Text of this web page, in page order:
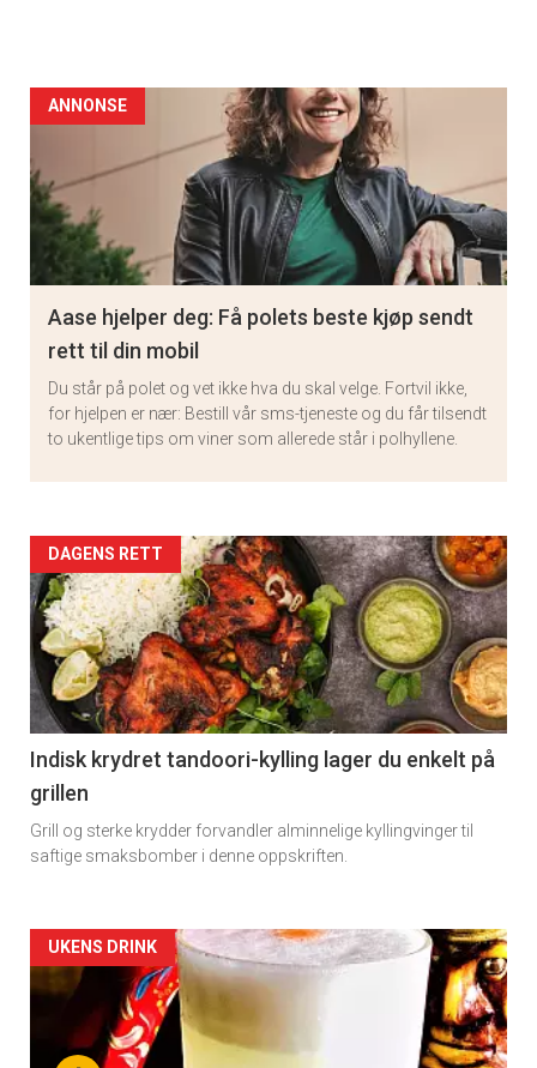
ANNONSE
Aase hjelper deg: Få polets beste kjøp sendt
rett til din mobil
Du står på polet og vet ikke hva du skal velge. Fortvil ikke,
for hjelpen er nær: Bestill vår sms-tjeneste og du får tilsendt
to ukentlige tips om viner som allerede står i polhyllene.
Artikler
detail
-
section
11
DAGENS RETT
Indisk krydret tandoori-kylling lager du enkelt på
grillen
Grill og sterke krydder forvandler alminnelige kyllingvinger til
saftige smaksbomber i denne oppskriften.
Artikler
detail
UKENS DRINK